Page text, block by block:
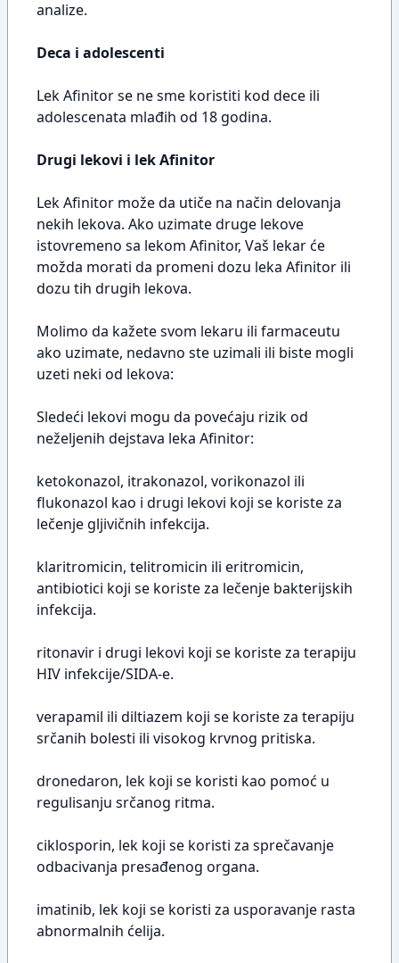
analize.
Deca i adolescenti
Lek Afinitor se ne sme koristiti kod dece ili
adolescenata mlađih od 18 godina.
Drugi lekovi i lek Afinitor
Lek Afinitor može da utiče na način delovanja
nekih lekova. Ako uzimate druge lekove
istovremeno sa lekom Afinitor, Vaš lekar će
možda morati da promeni dozu leka Afinitor ili
dozu tih drugih lekova.
Molimo da kažete svom lekaru ili farmaceutu
ako uzimate, nedavno ste uzimali ili biste mogli
uzeti neki od lekova:
Sledeći lekovi mogu da povećaju rizik od
neželjenih dejstava leka Afinitor:
ketokonazol, itrakonazol, vorikonazol ili
flukonazol kao i drugi lekovi koji se koriste za
lečenje gljivičnih infekcija.
klaritromicin, telitromicin ili eritromicin,
antibiotici koji se koriste za lečenje bakterijskih
infekcija.
ritonavir i drugi lekovi koji se koriste za terapiju
HIV infekcije/SIDA-e.
verapamil ili diltiazem koji se koriste za terapiju
srčanih bolesti ili visokog krvnog pritiska.
dronedaron, lek koji se koristi kao pomoć u
regulisanju srčanog ritma.
ciklosporin, lek koji se koristi za sprečavanje
odbacivanja presađenog organa.
imatinib, lek koji se koristi za usporavanje rasta
abnormalnih ćelija.